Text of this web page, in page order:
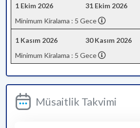
1 Ekim 2026 31 Ekim 2026
Minimum Kiralama : 5 Gece
1 Kasım 2026 30 Kasım 2026
Minimum Kiralama : 5 Gece
Müsaitlik Takvimi